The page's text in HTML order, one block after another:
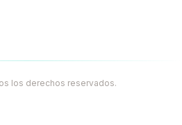
los derechos reservados.